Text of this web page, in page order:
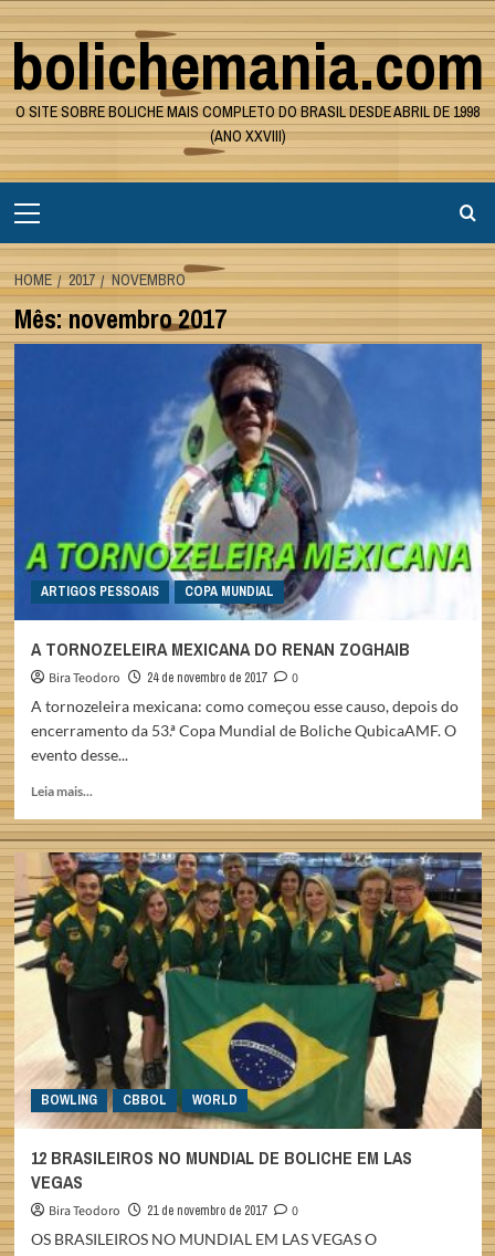
Skip
to
content
bolichemania.com
O SITE SOBRE BOLICHE MAIS COMPLETO DO BRASIL DESDE ABRIL DE 1998
(ANO XXVIII)
Menu
HOME 2017 NOVEMBRO
Mês:novembro 2017
ARTIGOS PESSOAIS COPA MUNDIAL
A TORNOZELEIRA MEXICANA DO RENAN ZOGHAIB
Bira Teodoro 24 de novembro de 2017
0
A tornozeleira mexicana: como começou esse causo, depois do
encerramento da 53.ª Copa Mundial de Boliche QubicaAMF. O
evento desse...
Leia mais...
about
A
TORNOZELEIRA
MEXICANA
DO
RENAN
ZOGHAIB
BOWLING CBBOL WORLD
12 BRASILEIROS NO MUNDIAL DE BOLICHE EM LAS
VEGAS
Bira Teodoro 21 de novembro de 2017
0
OS BRASILEIROS NO MUNDIAL EM LAS VEGAS O